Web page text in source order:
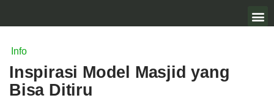
Info
Inspirasi Model Masjid yang
Bisa Ditiru